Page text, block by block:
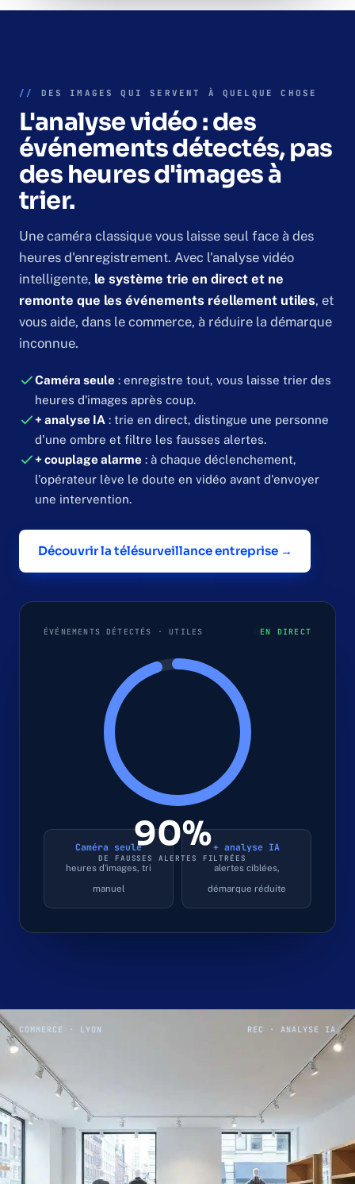
// DES IMAGES QUI SERVENT À QUELQUE CHOSE
L'analyse vidéo : des
événements détectés, pas
des heures d'images à
trier.
Une caméra classique vous laisse seul face à des
heures d'enregistrement. Avec l'analyse vidéo
intelligente, le système trie en direct et ne
remonte que les événements réellement utiles, et
vous aide, dans le commerce, à réduire la démarque
inconnue.
Caméra seule : enregistre tout, vous laisse trier des
heures d'images après coup.
+ analyse IA : trie en direct, distingue une personne
d'une ombre et filtre les fausses alertes.
+ couplage alarme : à chaque déclenchement,
l'opérateur lève le doute en vidéo avant d'envoyer
une intervention.
Découvrir la télésurveillance entreprise →
ÉVÉNEMENTS DÉTECTÉS · UTILES EN DIRECT
90%
DE FAUSSES ALERTES FILTRÉES
Caméra seule
heures d'images, tri
manuel
+ analyse IA
alertes ciblées,
démarque réduite
COMMERCE · LYON REC · ANALYSE IA